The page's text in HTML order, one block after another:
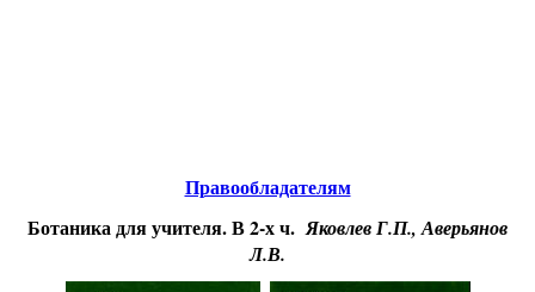
Правообладателям
Ботаника для учителя. В 2-х ч.Яковлев Г.П., Аверьянов
Л.В.